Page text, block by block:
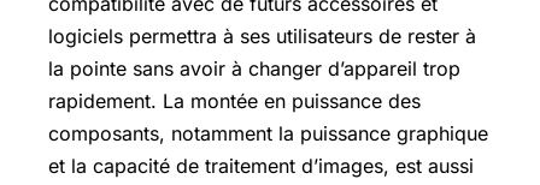
logiciels permettra à ses utilisateurs de rester à
la pointe sans avoir à changer d’appareil trop
rapidement. La montée en puissance des
composants, notamment la puissance graphique
et la capacité de traitement d’images, est aussi